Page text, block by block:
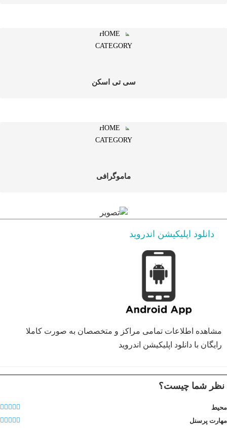
سی تی اسکن
ماموگرافی
دانلود اپلیکیشن اندروید
مشاهده اطلاعات تمامی مراکز و متخصصان به صورت کاملا
رایگان با دانلود اپلیکیشن اندروید
نظر شما چیست؟
محیط
مهارت پرسنل